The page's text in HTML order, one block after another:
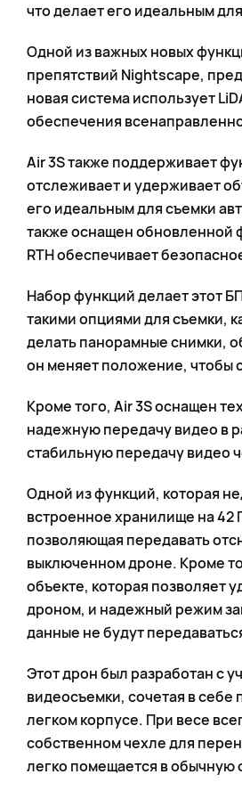
что делает его идеальным
Одной из важных новых
препятствий Nightscape,
новая система использует
обеспечения
Air 3S также поддерживает
отслеживает и удерживает
его идеальным для съемки
также оснащен обновленной
RTH обеспечивает
Набор функций делает этот
такими опциями для съемки,
делать панорамные снимки,
он меняет положение, чтобы
Кроме того, Air 3S оснащен
надежную передачу видео в
стабильную передачу видео
Одной из функций, которая
встроенное хранилище на 42
позволяющая передавать
выключенном дроне. Кроме
объекте, которая позволяет
дроном, и надежный режим
данные не будут
Этот дрон был разработан с
видеосъемки, сочетая в
легком корпусе. При весе
собственном чехле для
легко помещается в обычную